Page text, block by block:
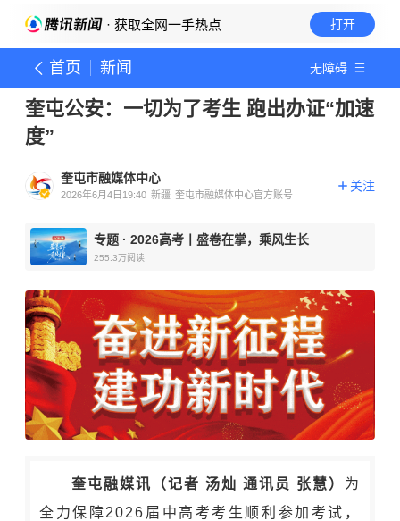
· 获取全网一手热点 打开
首页 新闻 无障碍
奎屯公安：一切为了考生 跑出办证“加速
度”
奎屯市融媒体中心
2026年6月4日19:40 新疆 奎屯市融媒体中心官方账号
关注
专题 · 2026高考丨盛卷在掌，乘风生长
255.3万阅读
奎屯融媒讯（记者 汤灿 通讯员 张慧） 为
全力保障2026届中高考考生顺利参加考试，